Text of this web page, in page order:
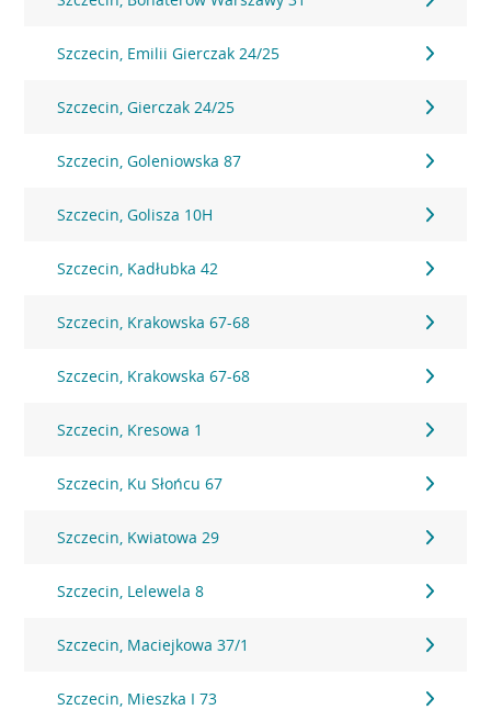
Szczecin, Emilii Gierczak 24/25
Szczecin, Gierczak 24/25
Szczecin, Goleniowska 87
Szczecin, Golisza 10H
Szczecin, Kadłubka 42
Szczecin, Krakowska 67-68
Szczecin, Krakowska 67-68
Szczecin, Kresowa 1
Szczecin, Ku Słońcu 67
Szczecin, Kwiatowa 29
Szczecin, Lelewela 8
Szczecin, Maciejkowa 37/1
Szczecin, Mieszka I 73